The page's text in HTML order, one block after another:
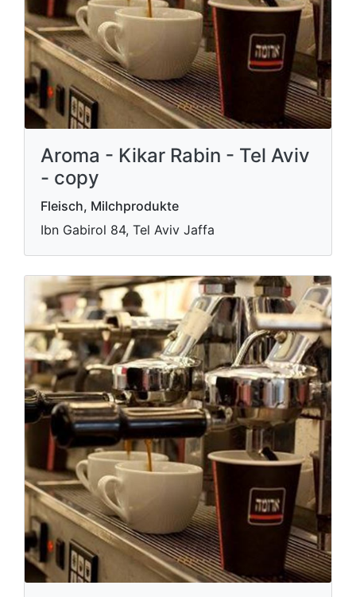
Aroma - Kikar Rabin - Tel Aviv
- copy
Fleisch, Milchprodukte
Ibn Gabirol 84, Tel Aviv Jaffa